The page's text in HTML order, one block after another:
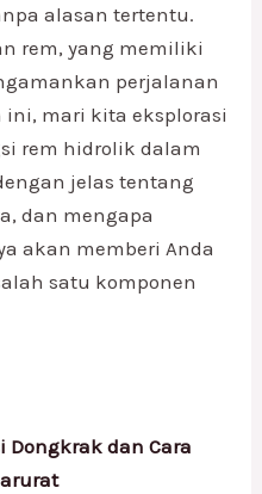
alasan tertentu.
rem, yang memiliki
perjalanan
ini, mari kita eksplorasi
rem hidrolik dalam
jelas tentang
dan mengapa
akan memberi Anda
satu komponen
Dongkrak dan Cara